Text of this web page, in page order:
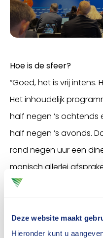
Deze website maakt
Hieronder kunt u
Hoe is de sfeer?
“Goed, het is vrij intens.
Het inhoudelijk
half negen ’s
half negen ’s avonds.
rond negen uur een
manisch allerlei
moeilijk vol te houden.
is beter.”